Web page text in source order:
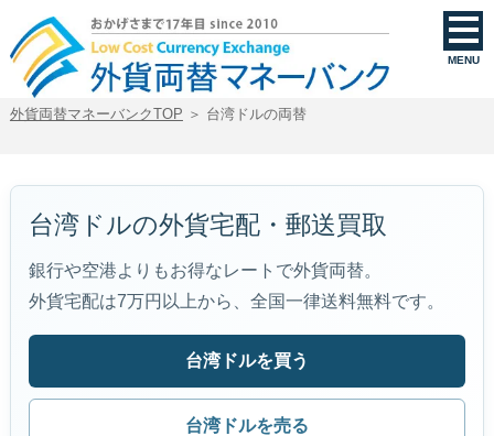
MENU
外貨両替マネーバンクTOP ＞ 台湾ドルの両替
台湾ドルの外貨宅配・郵送買取
銀行や空港よりもお得なレートで外貨両替。
外貨宅配は7万円以上から、全国一律送料無料です。
台湾ドルを買う
台湾ドルを売る